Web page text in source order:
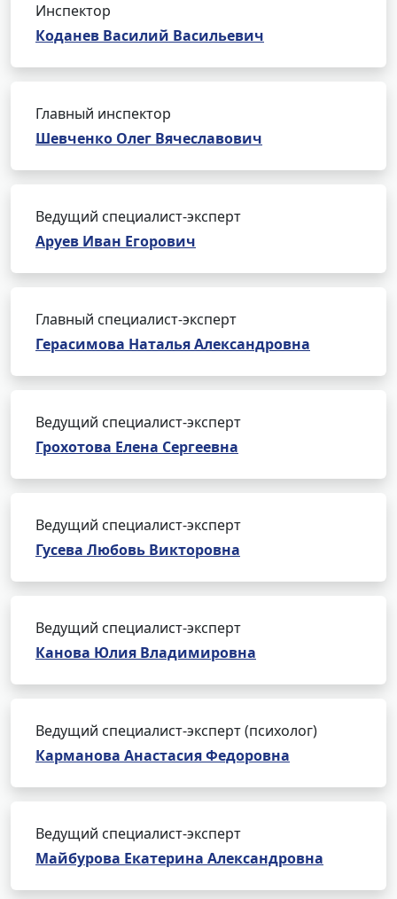
Инспектор
Коданев Василий Васильевич
Главный инспектор
Шевченко Олег Вячеславович
Ведущий специалист-эксперт
Аруев Иван Егорович
Главный специалист-эксперт
Герасимова Наталья Александровна
Ведущий специалист-эксперт
Грохотова Елена Сергеевна
Ведущий специалист-эксперт
Гусева Любовь Викторовна
Ведущий специалист-эксперт
Канова Юлия Владимировна
Ведущий специалист-эксперт (психолог)
Карманова Анастасия Федоровна
Ведущий специалист-эксперт
Майбурова Екатерина Александровна